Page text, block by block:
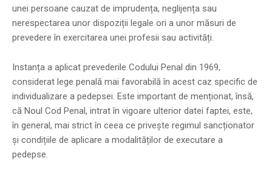
unei persoane cauzat de imprudența, neglijența sau
nerespectarea unor dispoziții legale ori a unor măsuri de
prevedere în exercitarea unei profesii sau activități.
Instanța a aplicat prevederile Codului Penal din 1969,
considerat lege penală mai favorabilă în acest caz specific de
individualizare a pedepsei. Este important de menționat, însă,
că Noul Cod Penal, intrat în vigoare ulterior datei faptei, este,
în general, mai strict în ceea ce privește regimul sancționator
și condițiile de aplicare a modalităților de executare a
pedepse.